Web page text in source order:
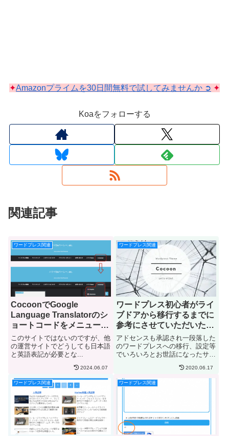
✦Amazonプライムを30日間無料で試してみませんか ➲ ✦
Koaをフォローする
関連記事
ワードプレス関連
CocoonでGoogle
Language Translatorのシ
ョートコードをメニューに
設置してみた
このサイトではないのですが、他
の運営サイトでどうしても日本語
と英語表記が必要とな...
2024.06.07
ワードプレス関連
ワードプレス初心者がライ
ブドアから移行するまでに
参考にさせていただいたサ
イト
アドセンスも承認され一段落した
のワードプレスへの移行、設定等
でいろいろとお世話になったサイ
シューティングを忘備録として書
き留めておくことにしました。何
かの参考になればと思います。
2020.06.17
ワードプレス関連 ワードプレス関連